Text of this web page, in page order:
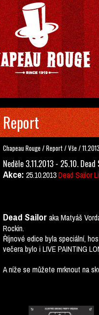
Report
Chapeau Rouge /Report/Vše /11.2013
Neděle 3.11.2013 - 25.10. Dead
Akce: 25.10.2013Dead Sailor
Dead Sailor aka Matyáš
Rockin.
Říjnové edice byla speciální,
večera bylo i LIVE PAINTING
A níže se můžete mrknout na